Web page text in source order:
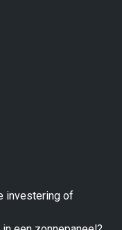
investering of